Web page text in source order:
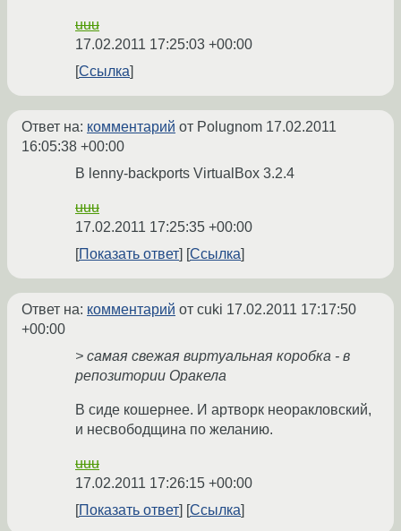
uuu
17.02.2011 17:25:03 +00:00
Ссылка
Ответ на: комментарий от Polugnom 17.02.2011
16:05:38 +00:00
В lenny-backports VirtualBox 3.2.4
uuu
17.02.2011 17:25:35 +00:00
Показать ответ
Ссылка
Ответ на: комментарий от cuki 17.02.2011 17:17:50
+00:00
> самая свежая виртуальная коробка - в
репозитории Оракела
В сиде кошернее. И артворк неоракловский,
и несвободщина по желанию.
uuu
17.02.2011 17:26:15 +00:00
Показать ответ
Ссылка